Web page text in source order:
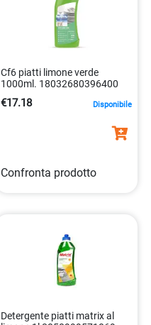
Cf6 piatti limone verde
1000ml. 18032680396400
€17.18 Disponibile
Confronta prodotto
Detergente piatti matrix al